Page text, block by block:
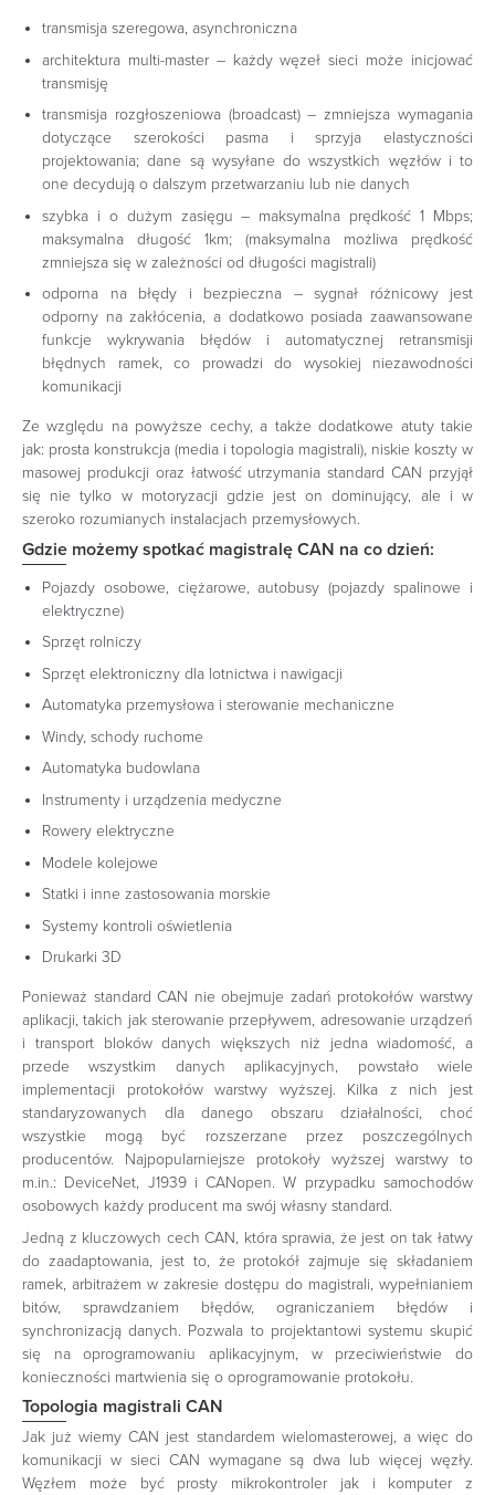
transmisja szeregowa, asynchroniczna
architektura multi-master – każdy węzeł sieci może inicjować
transmisję
transmisja rozgłoszeniowa (broadcast) – zmniejsza wymagania
dotyczące szerokości pasma i sprzyja elastyczności
projektowania; dane są wysyłane do wszystkich węzłów i to
one decydują o dalszym przetwarzaniu lub nie danych
szybka i o dużym zasięgu – maksymalna prędkość 1 Mbps;
maksymalna długość 1km; (maksymalna możliwa prędkość
zmniejsza się w zależności od długości magistrali)
odporna na błędy i bezpieczna – sygnał różnicowy jest
odporny na zakłócenia, a dodatkowo posiada zaawansowane
funkcje wykrywania błędów i automatycznej retransmisji
błędnych ramek, co prowadzi do wysokiej niezawodności
komunikacji
Ze względu na powyższe cechy, a także dodatkowe atuty takie
jak: prosta konstrukcja (media i topologia magistrali), niskie koszty w
masowej produkcji oraz łatwość utrzymania standard CAN przyjął
się nie tylko w motoryzacji gdzie jest on dominujący, ale i w
szeroko rozumianych instalacjach przemysłowych.
Gdzie możemy spotkać magistralę CAN na co dzień:
Pojazdy osobowe, ciężarowe, autobusy (pojazdy spalinowe i
elektryczne)
Sprzęt rolniczy
Sprzęt elektroniczny dla lotnictwa i nawigacji
Automatyka przemysłowa i sterowanie mechaniczne
Windy, schody ruchome
Automatyka budowlana
Instrumenty i urządzenia medyczne
Rowery elektryczne
Modele kolejowe
Statki i inne zastosowania morskie
Systemy kontroli oświetlenia
Drukarki 3D
Ponieważ standard CAN nie obejmuje zadań protokołów warstwy
aplikacji, takich jak sterowanie przepływem, adresowanie urządzeń
i transport bloków danych większych niż jedna wiadomość, a
przede wszystkim danych aplikacyjnych, powstało wiele
implementacji protokołów warstwy wyższej. Kilka z nich jest
standaryzowanych dla danego obszaru działalności, choć
wszystkie mogą być rozszerzane przez poszczególnych
producentów. Najpopularniejsze protokoły wyższej warstwy to
m.in.: DeviceNet, J1939 i CANopen. W przypadku samochodów
osobowych każdy producent ma swój własny standard.
Jedną z kluczowych cech CAN, która sprawia, że jest on tak łatwy
do zaadaptowania, jest to, że protokół zajmuje się składaniem
ramek, arbitrażem w zakresie dostępu do magistrali, wypełnianiem
bitów, sprawdzaniem błędów, ograniczaniem błędów i
synchronizacją danych. Pozwala to projektantowi systemu skupić
się na oprogramowaniu aplikacyjnym, w przeciwieństwie do
konieczności martwienia się o oprogramowanie protokołu.
Topologia magistrali CAN
Jak już wiemy CAN jest standardem wielomasterowej, a więc do
komunikacji w sieci CAN wymagane są dwa lub więcej węzły.
Węzłem może być prosty mikrokontroler jak i komputer z